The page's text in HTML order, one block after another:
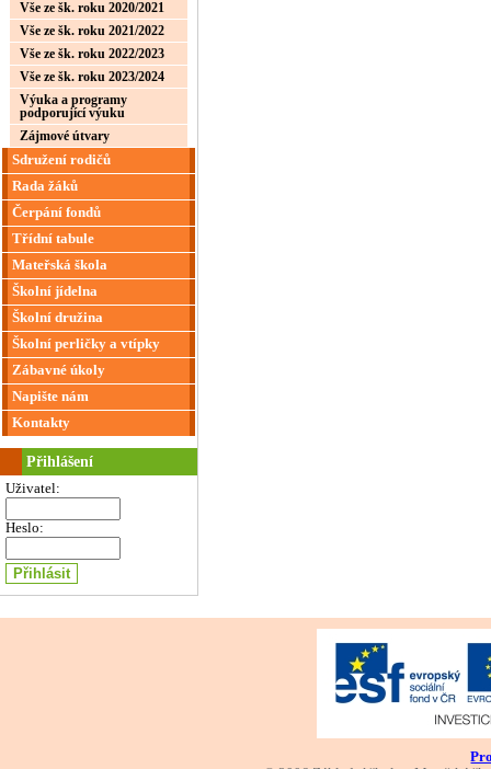
Vše ze šk. roku 2020/2021
Vše ze šk. roku 2021/2022
Vše ze šk. roku 2022/2023
Vše ze šk. roku 2023/2024
Výuka a programy
podporující výuku
Zájmové útvary
Sdružení rodičů
Rada žáků
Čerpání fondů
Třídní tabule
Mateřská škola
Školní jídelna
Školní družina
Školní perličky a vtípky
Zábavné úkoly
Napište nám
Kontakty
Přihlášení
Uživatel:
Heslo: